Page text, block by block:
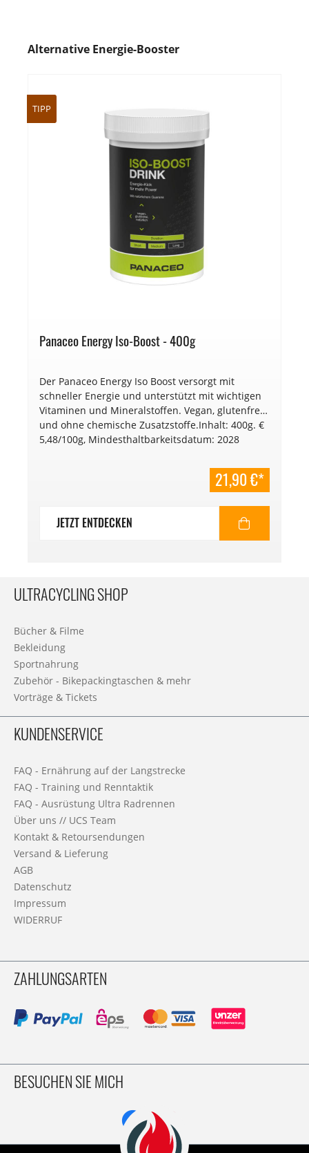
Alternative Energie-Booster
TIPP
Panaceo Energy Iso-Boost - 400g
Der Panaceo Energy Iso Boost versorgt mit
schneller Energie und unterstützt mit wichtigen
Vitaminen und Mineralstoffen. Vegan, glutenfrei
und ohne chemische Zusatzstoffe.Inhalt: 400g. €
5,48/100g, Mindesthaltbarkeitsdatum: 2028
21,90 €*
JETZT ENTDECKEN
ULTRACYCLING SHOP
Bücher & Filme
Bekleidung
Sportnahrung
Zubehör - Bikepackingtaschen & mehr
Vorträge & Tickets
KUNDENSERVICE
FAQ - Ernährung auf der Langstrecke
FAQ - Training und Renntaktik
FAQ - Ausrüstung Ultra Radrennen
Über uns // UCS Team
Kontakt & Retoursendungen
Versand & Lieferung
AGB
Datenschutz
Impressum
WIDERRUF
ZAHLUNGSARTEN
BESUCHEN SIE MICH